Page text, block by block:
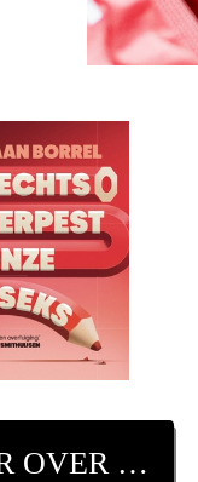
MEER OVER DIT BOEK